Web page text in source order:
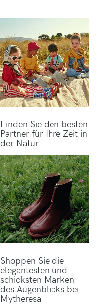
Finden Sie den besten
Partner für Ihre Zeit in
der Natur
Shoppen Sie die
elegantesten und
schicksten Marken
des Augenblicks bei
Mytheresa